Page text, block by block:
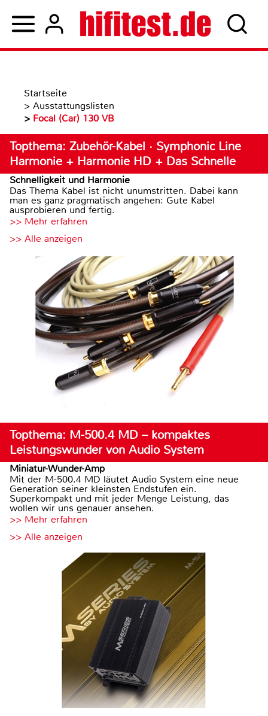
Startseite
> Ausstattungslisten
> Focal (Car) 130 VB
Topthema: Zubehör-Kabel · Symphonic Line
Harmonie + Harmonie HD + Das Schnelle
Schnelligkeit und Harmonie
Das Thema Kabel ist nicht unumstritten. Dabei kann
man es ganz pragmatisch angehen: Gute Kabel
ausprobieren und fertig.
>> Mehr erfahren
>> Alle anzeigen
Topthema: M-500.4 MD – kompaktes
Leistungswunder von Audio System
Miniatur-Wunder-Amp
Mit der M-500.4 MD läutet Audio System eine neue
Generation seiner kleinsten Endstufen ein.
Superkompakt und mit jeder Menge Leistung, das
wollen wir uns genauer ansehen.
>> Mehr erfahren
>> Alle anzeigen